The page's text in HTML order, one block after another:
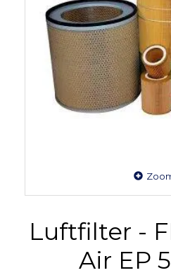
Luftfilter -
Air EP